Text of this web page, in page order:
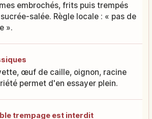
embrochés, frits puis trempés
salée. Règle locale : « pas de
».
œuf de caille, oignon, racine
permet d'en essayer plein.
trempage est interdit